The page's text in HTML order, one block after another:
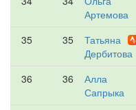
Артемова
35 35
Татьяна
Дербитова
36
36
Алла
Сапрыка